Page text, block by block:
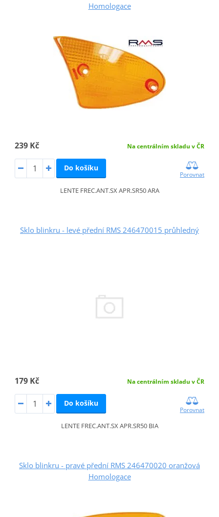
Homologace
239 Kč Na centrálním skladu v ČR
Do košíku
Porovnat
LENTE FREC.ANT.SX APR.SR50 ARA
Sklo blinkru - levé přední RMS 246470015 průhledný
179 Kč Na centrálním skladu v ČR
Do košíku
Porovnat
LENTE FREC.ANT.SX APR.SR50 BIA
Sklo blinkru - pravé přední RMS 246470020 oranžová
Homologace